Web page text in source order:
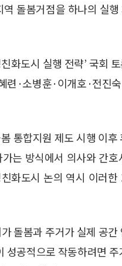
돌봄거점을 하나의 실
화도시 실행 전략’ 국회
·소병훈·이개호·전진
통합지원 제도 시행 이
는 방식에서 의사와 간
화도시 논의 역시 이러
돌봄과 주거가 실제 공
공적으로 작동하려면